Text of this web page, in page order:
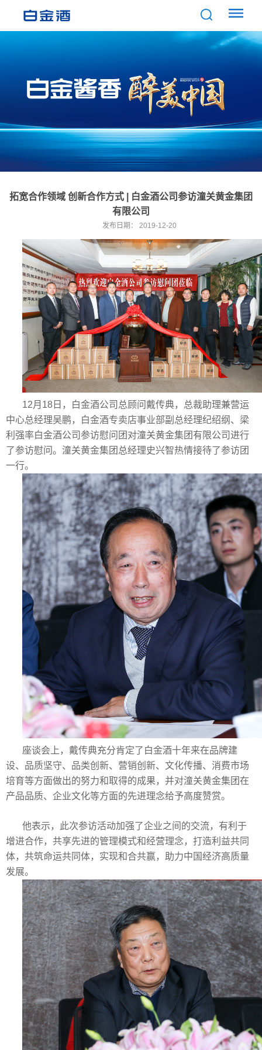
拓宽合作领域 创新合作方式 | 白金酒公司参访潼关黄金集团
有限公司
发布日期： 2019-12-20
12月18日，白金酒公司总顾问戴传典，总裁助理兼营运
中心总经理吴鹏，白金酒专卖店事业部副总经理纪绍纲、梁
利强率白金酒公司参访慰问团对潼关黄金集团有限公司进行
了参访慰问。潼关黄金集团总经理史兴智热情接待了参访团
一行。
座谈会上，戴传典充分肯定了白金酒十年来在品牌建
设、品质坚守、品类创新、营销创新、文化传播、消费市场
培育等方面做出的努力和取得的成果，并对潼关黄金集团在
产品品质、企业文化等方面的先进理念给予高度赞赏。
他表示，此次参访活动加强了企业之间的交流，有利于
增进合作，共享先进的管理模式和经营理念，打造利益共同
体，共筑命运共同体，实现和合共赢，助力中国经济高质量
发展。